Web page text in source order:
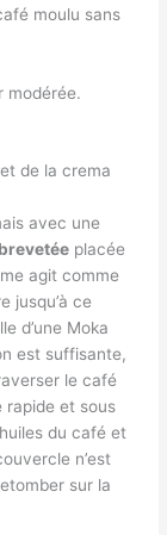
moulu sans
modérée.
de la crema
avec une
placée
agit comme
jusqu’à ce
d’une Moka
est suffisante,
le café
rapide et sous
du café et
n’est
sur la